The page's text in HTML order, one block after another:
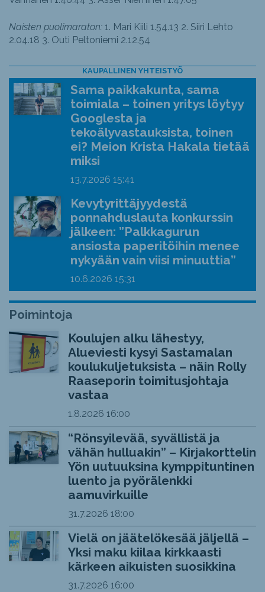
Naisten puolimaraton: 1. Mari Kiili 1.54.13 2. Siiri Lehto
2.04.18 3. Outi Peltoniemi 2.12.54
KAUPALLINEN YHTEISTYÖ
Sama paikkakunta, sama
toimiala – toinen yritys löytyy
Googlesta ja
tekoälyvastauksista, toinen
ei? Meion Krista Hakala tietää
miksi
13.7.2026 15:41
Kevytyrittäjyydestä
ponnahduslauta konkurssin
jälkeen: ”Palkkagurun
ansiosta paperitöihin menee
nykyään vain viisi minuuttia”
10.6.2026 15:31
Poimintoja
Koulujen alku lähestyy,
Alueviesti kysyi Sastamalan
koulukuljetuksista – näin Rolly
Raaseporin toimitusjohtaja
vastaa
1.8.2026 16:00
“Rönsyilevää, syvällistä ja
vähän hulluakin” – Kirjakorttelin
Yön uutuuksina kymppituntinen
luento ja pyörälenkki
aamuvirkuille
31.7.2026 18:00
Vielä on jäätelökesää jäljellä –
Yksi maku kiilaa kirkkaasti
kärkeen aikuisten suosikkina
31.7.2026 16:00